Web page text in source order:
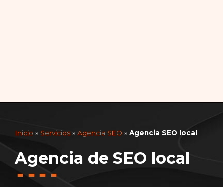
Inicio » Servicios » Agencia SEO » Agencia SEO local
Agencia de SEO local